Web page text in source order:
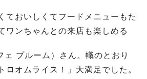
ておいしくてフードメニューもた
ワンちゃんとの来店も楽しめる
プルーム）さん。幟のとおり
ロオムライス！」大満足でした。